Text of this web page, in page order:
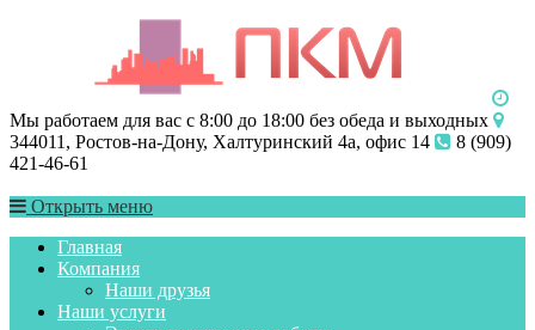
Мы работаем для вас с 8:00 до 18:00 без обеда и выходных
344011, Ростов-на-Дону, Халтуринский 4а, офис 14
8 (909)
421-46-61
Открыть меню
Главная
Компания
Наши друзья
Наши услуги